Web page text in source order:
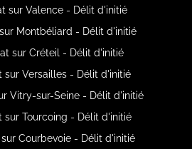
sur Valence - Délit d'initié
Montbéliard - Délit d'initié
sur Créteil - Délit d'initié
sur Versailles - Délit d'initié
Vitry-sur-Seine - Délit d'initié
sur Tourcoing - Délit d'initié
Courbevoie - Délit d'initié